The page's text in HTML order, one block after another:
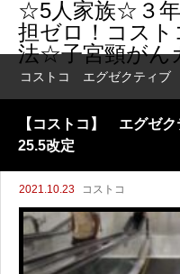
☆5人家族☆３年
担ゼロ！コスト
法☆子宮頸がん
コストコ エグゼクティブ
【コストコ】 エグゼ
25.5改定
2021.10.23 コストコ